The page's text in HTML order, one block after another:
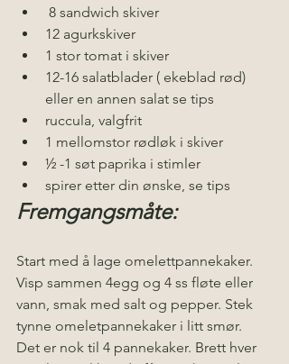
8 sandwich skiver
12 agurkskiver
1 stor tomat i skiver
12-16 salatblader ( ekeblad rød)
eller en annen salat se tips
ruccula, valgfrit
1 mellomstor rødløk i skiver
½ -1 søt paprika i stimler
spirer etter din ønske, se tips
Fremgangsmåte:
Start med å lage omelettpannekaker.
Visp sammen 4egg og 4 ss fløte eller
vann, smak med salt og pepper. Stek
tynne omeletpannekaker i litt smør.
Det er nok til 4 pannekaker. Brett hver